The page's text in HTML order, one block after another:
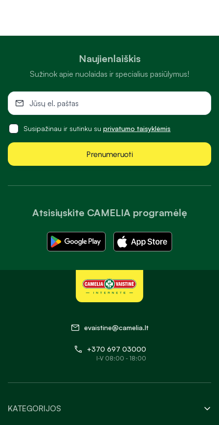
Atsisiųskite CAMELIA programėlę
Naujienlaiškis
Sužinok apie nuolaidas ir specialius pasiūlymus!
Susipažinau ir sutinku su privatumo taisyklėmis
Prenumeruoti
evaistine@camelia.lt
+370 697 03000
I-V 08:00 - 18:00
KATEGORIJOS